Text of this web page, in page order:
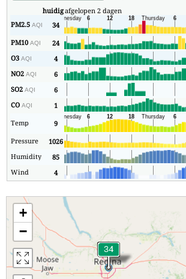
huidigafgelopen 2 dagen
PM2.5AQI 34
PM10AQI 24
O3AQI 4
NO2AQI 6
SO2AQI 6
COAQI 1
Temp
9
Pressure
1026
Humidity
85
Wind
4
+
−